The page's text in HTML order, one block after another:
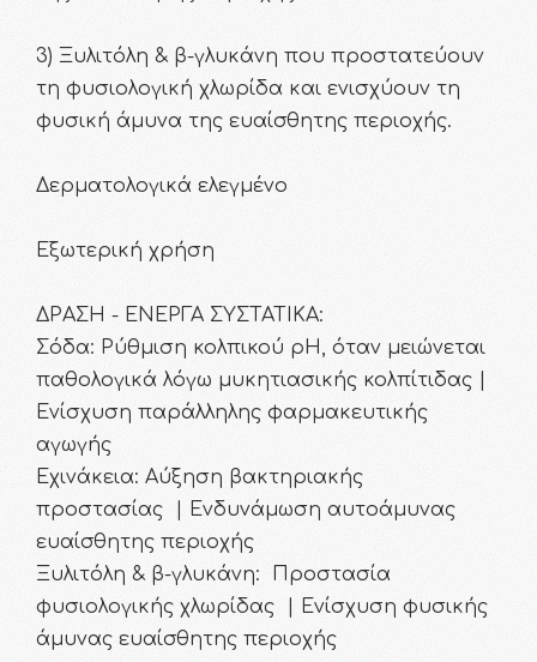
3) Ξυλιτόλη & β-γλυκάνη που προστατεύουν
τη φυσιολογική χλωρίδα και ενισχύουν τη
φυσική άμυνα της ευαίσθητης περιοχής.
Δερματολογικά ελεγμένο
Εξωτερική χρήση
ΔΡΑΣΗ - ΕΝΕΡΓΑ ΣΥΣΤΑΤΙΚΑ:
Σόδα: Ρύθμιση κολπικού pH, όταν μειώνεται
παθολογικά λόγω μυκητιασικής κολπίτιδας |
Ενίσχυση παράλληλης φαρμακευτικής
αγωγής
Εχινάκεια: Αύξηση βακτηριακής
προστασίας | Ενδυνάμωση αυτοάμυνας
ευαίσθητης περιοχής
Ξυλιτόλη & β-γλυκάνη: Προστασία
φυσιολογικής χλωρίδας | Ενίσχυση φυσικής
άμυνας ευαίσθητης περιοχής